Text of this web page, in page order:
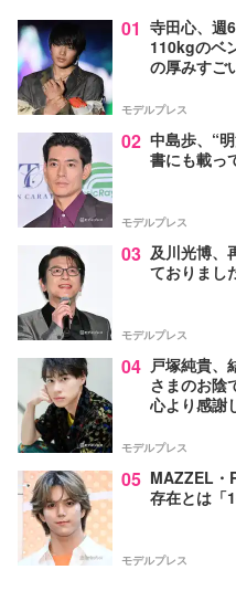
01 寺田心、
110kgのベ
の厚みすご
モデルプレス
02 中島歩、“
書にも載っ
モデルプレス
03 及川光博、
ておりまし
モデルプレス
04 戸塚純貴、
さまのお陰
心より感謝
モデルプレス
05 MAZZEL・
存在とは「
モデルプレス